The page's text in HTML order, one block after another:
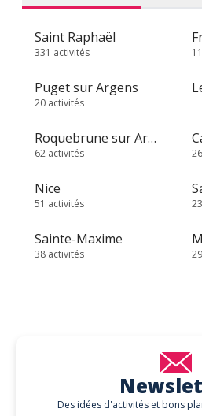
Saint Raphaël
331 activités
Puget sur Argens
20 activités
Roquebrune sur Argens
62 activités
Nice
51 activités
Sainte-Maxime
38 activités
Des idées d'activités et bons